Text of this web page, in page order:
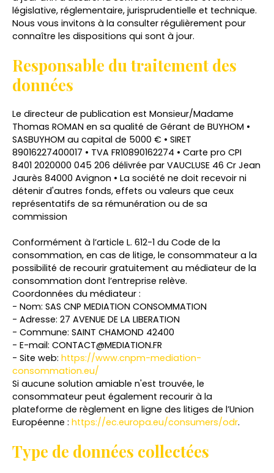
législative, réglementaire, jurisprudentielle et technique.
Nous vous invitons à la consulter régulièrement pour
connaître les dispositions qui sont à jour.
Responsable du traitement des
données
Le directeur de publication est Monsieur/Madame
Thomas ROMAN en sa qualité de Gérant de BUYHOM •
SASBUYHOM au capital de 5000 € • SIRET
89016227400017 • TVA FR10890162274 • Carte pro CPI
8401 2020000 045 206 délivrée par VAUCLUSE 46 Cr Jean
Jaurès 84000 Avignon • La société ne doit recevoir ni
détenir d'autres fonds, effets ou valeurs que ceux
représentatifs de sa rémunération ou de sa
commission
Conformément à l’article L. 612-1 du Code de la
consommation, en cas de litige, le consommateur a la
possibilité de recourir gratuitement au médiateur de la
consommation dont l’entreprise relève.
Coordonnées du médiateur :
- Nom: SAS CNP MEDIATION CONSOMMATION
- Adresse: 27 AVENUE DE LA LIBERATION
- Commune: SAINT CHAMOND 42400
- E-mail: CONTACT@MEDIATION.FR
- Site web: https://www.cnpm-mediation-
consommation.eu/
Si aucune solution amiable n'est trouvée, le
consommateur peut également recourir à la
plateforme de règlement en ligne des litiges de l’Union
Européenne : https://ec.europa.eu/consumers/odr.
Type de données collectées